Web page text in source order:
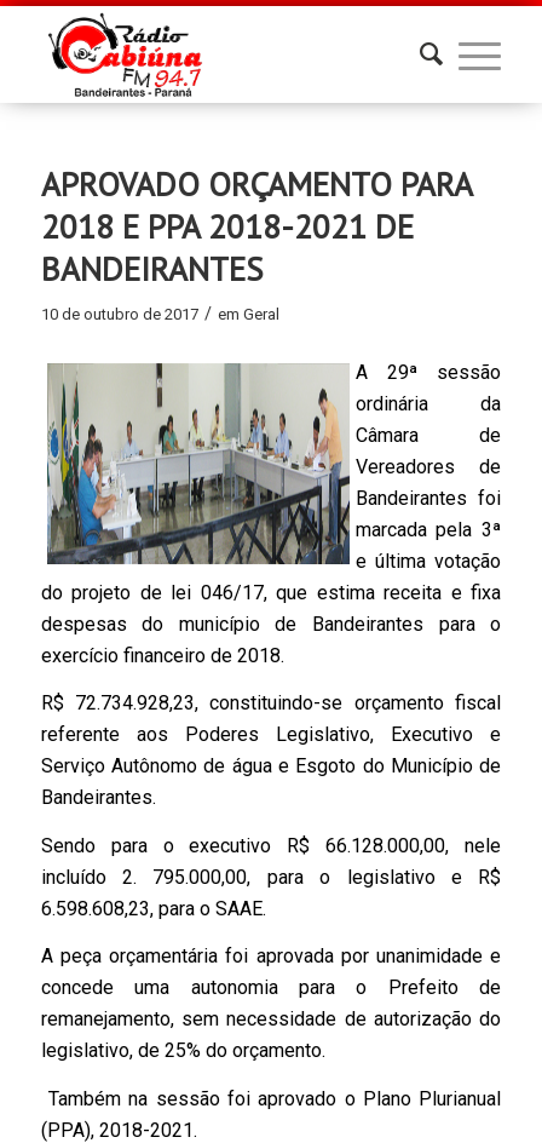
APROVADO ORÇAMENTO PARA
2018 E PPA 2018-2021 DE
BANDEIRANTES
10 de outubro de 2017 / em Geral
A 29ª sessão
ordinária da
Câmara de
Vereadores de
Bandeirantes foi
marcada pela 3ª
e última votação
do projeto de lei 046/17, que estima receita e fixa
despesas do município de Bandeirantes para o
exercício financeiro de 2018.
R$ 72.734.928,23, constituindo-se orçamento fiscal
referente aos Poderes Legislativo, Executivo e
Serviço Autônomo de água e Esgoto do Município de
Bandeirantes.
Sendo para o executivo R$ 66.128.000,00, nele
incluído 2. 795.000,00, para o legislativo e R$
6.598.608,23, para o SAAE.
A peça orçamentária foi aprovada por unanimidade e
concede uma autonomia para o Prefeito de
remanejamento, sem necessidade de autorização do
legislativo, de 25% do orçamento.
Também na sessão foi aprovado o Plano Plurianual
(PPA), 2018-2021.